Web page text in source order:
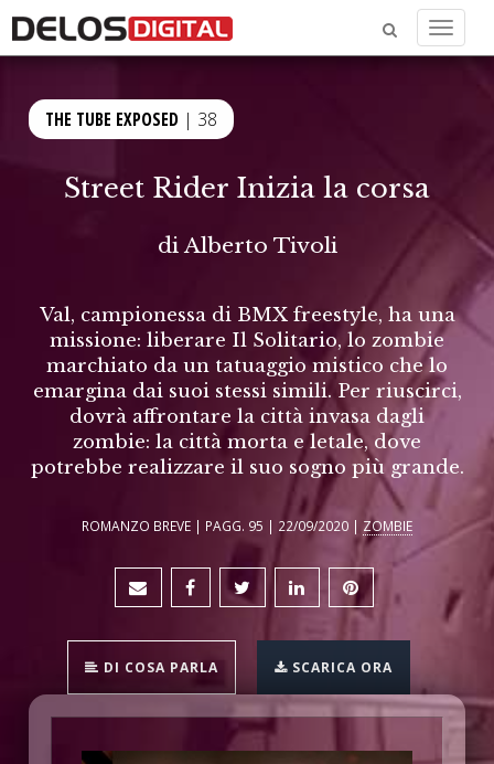
Menu
THE TUBE EXPOSED | 38
Street Rider Inizia la corsa
diAlberto Tivoli
Val, campionessa di BMX freestyle, ha una
missione: liberare Il Solitario, lo zombie
marchiato da un tatuaggio mistico che lo
emargina dai suoi stessi simili. Per riuscirci,
dovrà affrontare la città invasa dagli
zombie: la città morta e letale, dove
potrebbe realizzare il suo sogno più grande.
ROMANZO BREVE | PAGG. 95 | 22/09/2020 | ZOMBIE
DI COSA PARLA SCARICA ORA